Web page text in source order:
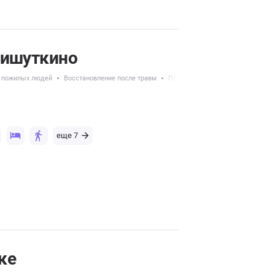
пожилых людей Восстановление после травм Пансионаты с круглосуточным
еще 7